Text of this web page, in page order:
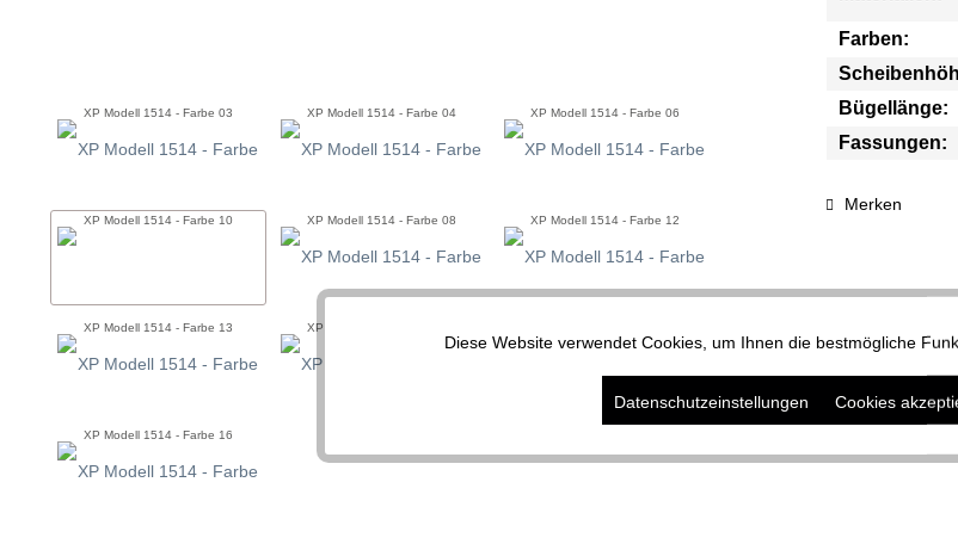
XP Modell 1514 - Farbe 03 XP Modell 1514 - Farbe 04 XP Modell 1514 - Farbe 06
XP Modell 1514 - Farbe 10 XP Modell 1514 - Farbe 08 XP Modell 1514 - Farbe 12
XP Modell 1514 - Farbe 13 XP Modell 1514 - Farbe 14
XP Modell 1514 - Farbe 16
Farben:
Bügellänge:
Fassungen:
Merken
FunktionaleDiese Website verwendet Cookies, um Ihnen die bestmögliche
Datenschutzeinstellungen Cookies